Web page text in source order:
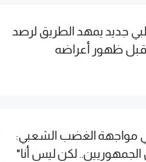
جديد يمهد الطريق لرصد
قبل ظهور أعراضه
مواجهة الغضب الشعبي:
لكن ليس أنا"